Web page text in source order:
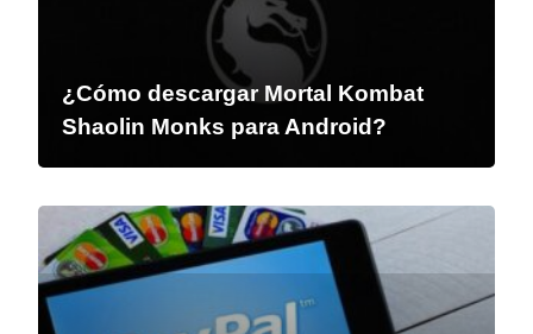
¿Cómo descargar Mortal Kombat
Shaolin Monks para Android?